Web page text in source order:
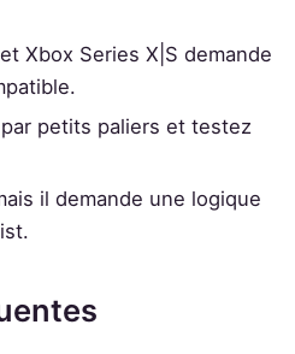
Xbox Series X|S demande
petits paliers et testez
il demande une logique